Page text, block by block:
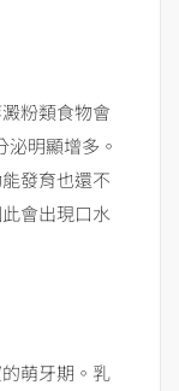
粉類食物會
明顯增多。
發育也還不
會出現口水
萌牙期。乳